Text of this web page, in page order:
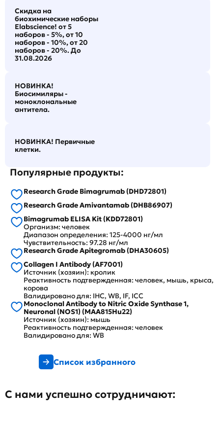
Скидка на
биохимические наборы
Elabscience! от 5
наборов - 5%, от 10
наборов - 10%, от 20
наборов - 20%. До
31.08.2026
НОВИНКА!
Биосимиляры -
моноклональные
антитела.
НОВИНКА! Первичные
клетки.
Популярные продукты:
Research Grade Bimagrumab (DHD72801)
Research Grade Amivantamab (DHB86907)
Bimagrumab ELISA Kit (KDD72801)
Организм: человек
Диапазон определения: 125-4000 нг/мл
Чувствительность: 97.28 нг/мл
Research Grade Apitegromab (DHA30605)
Collagen I Antibody (AF7001)
Источник (хозяин): кролик
Реактивность подтвержденная: человек, мышь, крыса,
корова
Валидировано для: IHC, WB, IF, ICC
Monoclonal Antibody to Nitric Oxide Synthase 1,
Neuronal (NOS1) (MAA815Hu22)
Источник (хозяин): мышь
Реактивность подтвержденная: человек
Валидировано для: WB
Список избранного
С нами успешно сотрудничают: